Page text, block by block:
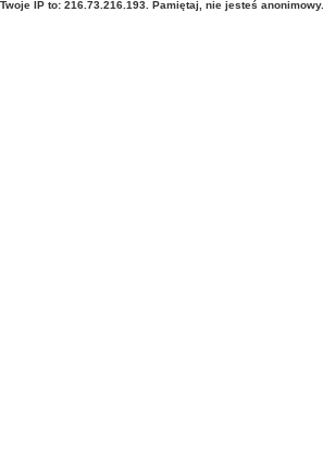
Twoje IP to: 216.73.216.193. Pamiętaj, nie jesteś anonimowy.